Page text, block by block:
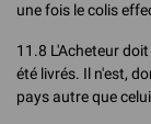
une fois le colis
11.8 L'Acheteur
été livrés. Il n'est,
pays autre que